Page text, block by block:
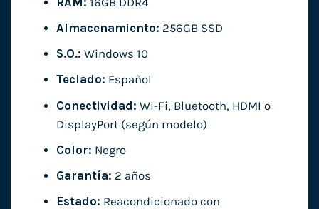
Almacenamiento: 256GB SSD
S.O.: Windows 10
Teclado: Español
Conectividad: Wi-Fi, Bluetooth, HDMI o
DisplayPort (según modelo)
Color: Negro
Garantía: 2 años
Estado: Reacondicionado con